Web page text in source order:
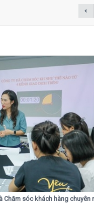
Chăm sóc khách hàng chuyên